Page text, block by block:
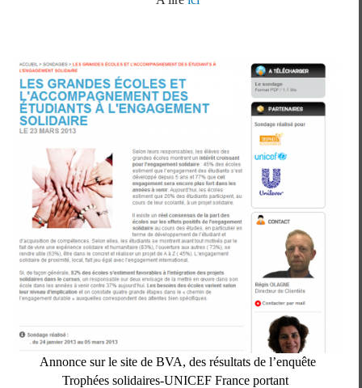
Annonce sur le site de BVA, des résultats de l’enquête
Trophées solidaires-UNICEF France portant